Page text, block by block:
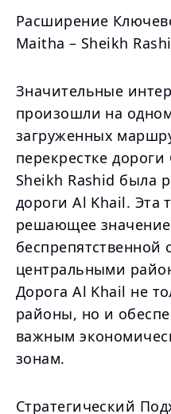
Расширение
Maitha – Sheikh
Значительные
произошли на
загруженных
перекрестке
Sheikh Rashid была
дороги Al Khail. Эта
решающее
беспрепятственной
центральными
Дорога Al Khail не
районы, но и
важным
зонам.
Стратегический